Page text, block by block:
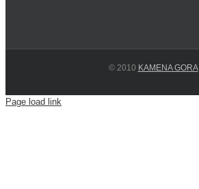
© 2010 KAMENA GORA
Page load link